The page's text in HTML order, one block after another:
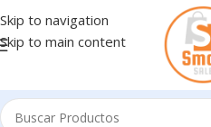
Skip to navigation
Skip to main content